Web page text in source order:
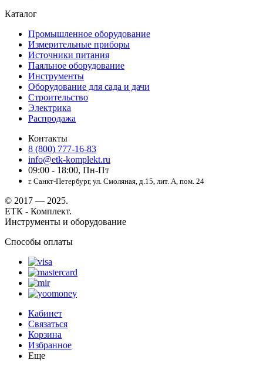
Каталог
Промышленное оборудование
Измерительные приборы
Источники питания
Паяльное оборудование
Инструменты
Оборудование для сада и дачи
Строительство
Электрика
Распродажа
Контакты
8 (800) 777-16-83
info@etk-komplekt.ru
09:00 - 18:00, Пн-Пт
г. Санкт-Петербург, ул. Смоляная, д.15, лит. А, пом. 24
© 2017 — 2025.
ЕТК - Комплект.
Инструменты и оборудование
Способы оплаты
Кабинет
Связаться
Корзина
Избранное
Еще